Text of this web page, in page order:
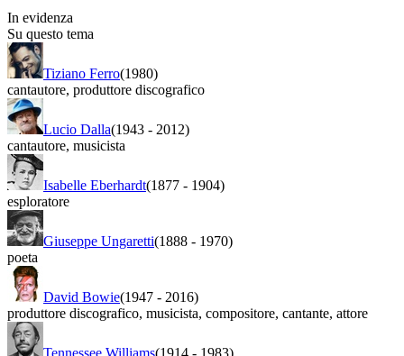
In evidenza
Su questo tema
Tiziano Ferro(1980)
cantautore, produttore discografico
Lucio Dalla(1943 - 2012)
cantautore, musicista
Isabelle Eberhardt(1877 - 1904)
esploratore
Giuseppe Ungaretti(1888 - 1970)
poeta
David Bowie(1947 - 2016)
produttore discografico, musicista, compositore, cantante, attore
Tennessee Williams(1914 - 1983)